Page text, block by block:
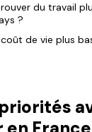
du travail
?
de vie plus